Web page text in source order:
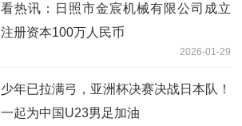
看热讯：日照市金宸机械有限公司成立
注册资本100万人民币
2026-01-29
少年已拉满弓，亚洲杯决赛决战日本队！
一起为中国U23男足加油